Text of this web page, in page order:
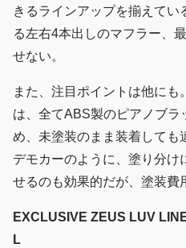
きるラインアップを揃えてい
る左右4本出しのマフラー、
せない。
また、注目ポイントは他にも
は、全てABS製のピアノブラ
め、未塗装のまま装着しても
デモカーのように、塗り分け
せるのも効果的だが、塗装費
EXCLUSIVE ZEUS LUV
L